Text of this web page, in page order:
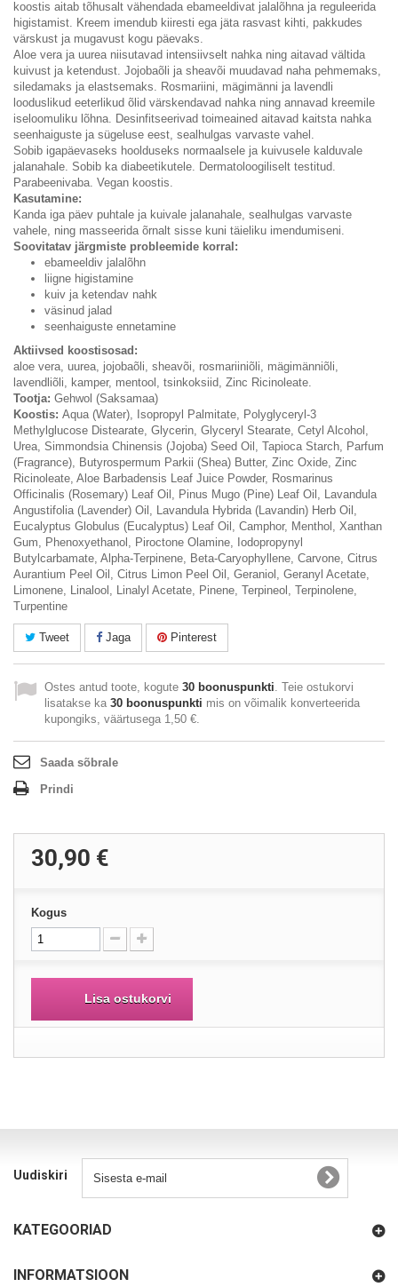
koostis aitab tõhusalt vähendada ebameeldivat jalalõhna ja reguleerida
higistamist. Kreem imendub kiiresti ega jäta rasvast kihti, pakkudes
värskust ja mugavust kogu päevaks.
Aloe vera ja uurea niisutavad intensiivselt nahka ning aitavad vältida
kuivust ja ketendust. Jojobaõli ja sheavõi muudavad naha pehmemaks,
siledamaks ja elastsemaks. Rosmariini, mägimänni ja lavendli
looduslikud eeterlikud õlid värskendavad nahka ning annavad kreemile
iseloomuliku lõhna. Desinfitseerivad toimeained aitavad kaitsta nahka
seenhaiguste ja sügeluse eest, sealhulgas varvaste vahel.
Sobib igapäevaseks hoolduseks normaalsele ja kuivusele kalduvale
jalanahale. Sobib ka diabeetikutele. Dermatoloogiliselt testitud.
Parabeenivaba. Vegan koostis.
Kasutamine:
Kanda iga päev puhtale ja kuivale jalanahale, sealhulgas varvaste
vahele, ning masseerida õrnalt sisse kuni täieliku imendumiseni.
Soovitatav järgmiste probleemide korral:
ebameeldiv jalalõhn
liigne higistamine
kuiv ja ketendav nahk
väsinud jalad
seenhaiguste ennetamine
Aktiivsed koostisosad:
aloe vera, uurea, jojobaõli, sheavõi, rosmariiniõli, mägimänniõli,
lavendliõli, kamper, mentool, tsinkoksiid, Zinc Ricinoleate.
Tootja: Gehwol (Saksamaa)
Koostis: Aqua (Water), Isopropyl Palmitate, Polyglyceryl-3
Methylglucose Distearate, Glycerin, Glyceryl Stearate, Cetyl Alcohol,
Urea, Simmondsia Chinensis (Jojoba) Seed Oil, Tapioca Starch, Parfum
(Fragrance), Butyrospermum Parkii (Shea) Butter, Zinc Oxide, Zinc
Ricinoleate, Aloe Barbadensis Leaf Juice Powder, Rosmarinus
Officinalis (Rosemary) Leaf Oil, Pinus Mugo (Pine) Leaf Oil, Lavandula
Angustifolia (Lavender) Oil, Lavandula Hybrida (Lavandin) Herb Oil,
Eucalyptus Globulus (Eucalyptus) Leaf Oil, Camphor, Menthol, Xanthan
Gum, Phenoxyethanol, Piroctone Olamine, Iodopropynyl
Butylcarbamate, Alpha-Terpinene, Beta-Caryophyllene, Carvone, Citrus
Aurantium Peel Oil, Citrus Limon Peel Oil, Geraniol, Geranyl Acetate,
Limonene, Linalool, Linalyl Acetate, Pinene, Terpineol, Terpinolene,
Turpentine
Tweet Jaga Pinterest
Ostes antud toote, kogute 30 boonuspunkti. Teie ostukorvi
lisatakse ka 30 boonuspunkti mis on võimalik konverteerida
kupongiks, väärtusega 1,50 €.
Saada sõbrale
Prindi
30,90 €
Kogus
Lisa ostukorvi
Uudiskiri
KATEGOORIAD
INFORMATSIOON